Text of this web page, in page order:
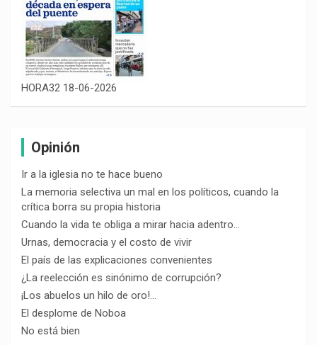
HORA32 18-06-2026
Opinión
Ir a la iglesia no te hace bueno
La memoria selectiva un mal en los políticos, cuando la
crítica borra su propia historia
Cuando la vida te obliga a mirar hacia adentro…
Urnas, democracia y el costo de vivir
El país de las explicaciones convenientes
¿La reelección es sinónimo de corrupción?
¡Los abuelos un hilo de oro!…
El desplome de Noboa
No está bien